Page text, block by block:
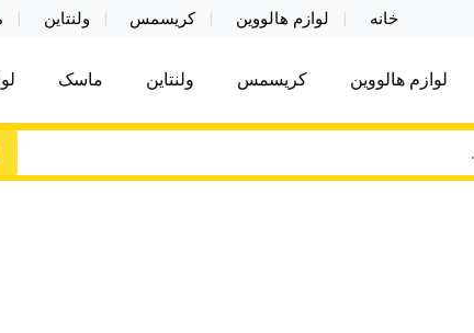
خانه لوازم هالووین کریسمس ولنتاین
کادویی کریسمس اکسسوری ماسک
لوازم هالووین ولن تاین کادویی کریسمس اکسسوری
لوازم هالووین کریسمس ولنتاین ماسک